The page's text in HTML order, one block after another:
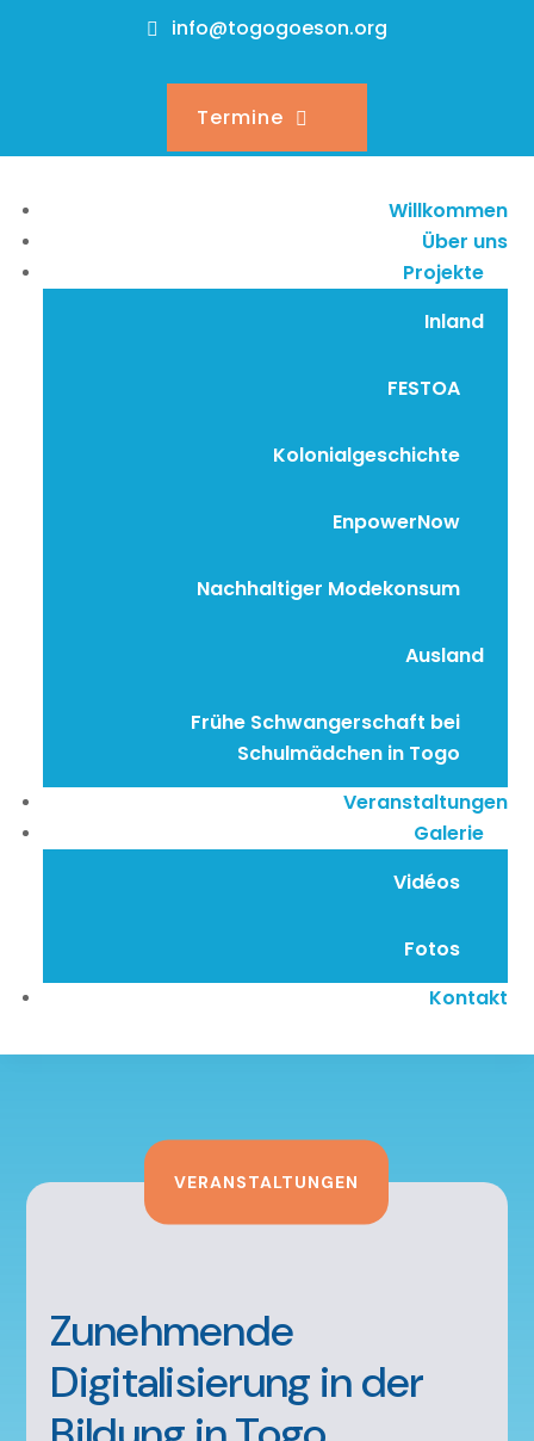
info@togogoeson.org
Termine
Willkommen
Über uns
Projekte
Inland
FESTOA
Kolonialgeschichte
EnpowerNow
Nachhaltiger Modekonsum
Ausland
Frühe Schwangerschaft bei
Schulmädchen in Togo
Veranstaltungen
Galerie
Vidéos
Fotos
Kontakt
VERANSTALTUNGEN
Zunehmende
Digitalisierung in der